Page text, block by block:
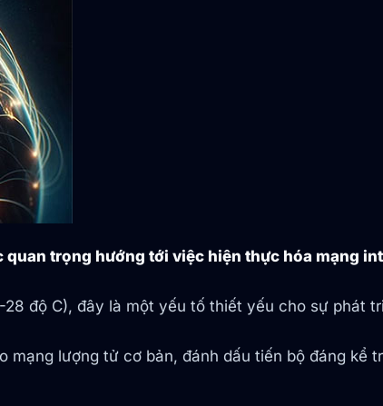
trọng hướng tới việc hiện thực hóa mạng
độ C), đây là một yếu tố thiết yếu cho sự phát
lượng tử cơ bản, đánh dấu tiến bộ đáng kể